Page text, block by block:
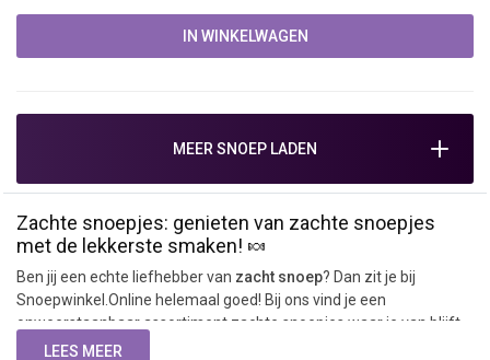
IN WINKELWAGEN
MEER SNOEP LADEN
Zachte snoepjes: genieten van zachte snoepjes
met de lekkerste smaken! 🍬
Ben jij een echte liefhebber van zacht snoep? Dan zit je bij
Snoepwinkel.Online helemaal goed! Bij ons vind je een
onweerstaanbaar assortiment zachte snoepjes waar je van blijft
genieten. Of je nu houdt van klassieke fruitgommetjes, smeuïge
LEES MEER